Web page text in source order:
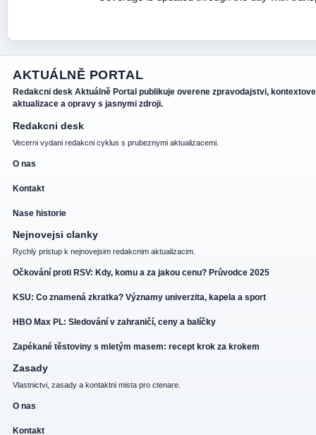
AKTUÁLNĚ PORTAL
Redakcni desk Aktuálně Portal publikuje overene zpravodajstvi, kontextove
aktualizace a opravy s jasnymi zdroji.
Redakcni desk
Vecerni vydani redakcni cyklus s prubeznymi aktualizacemi.
O nas
Kontakt
Nase historie
Nejnovejsi clanky
Rychly pristup k nejnovejsim redakcnim aktualizacim.
Očkování proti RSV: Kdy, komu a za jakou cenu? Průvodce 2025
KSU: Co znamená zkratka? Významy univerzita, kapela a sport
HBO Max PL: Sledování v zahraničí, ceny a balíčky
Zapékané těstoviny s mletým masem: recept krok za krokem
Zasady
Vlastnictvi, zasady a kontaktni mista pro ctenare.
O nas
Kontakt